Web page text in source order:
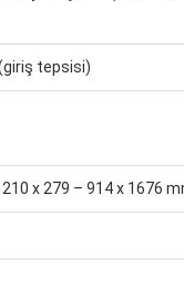
tepsisi)
x 279 – 914 x 1676